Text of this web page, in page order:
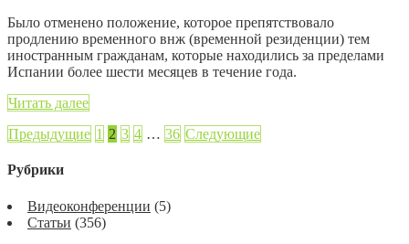
Было отменено положение, которое препятствовало
продлению временного внж (временной резиденции) тем
иностранным гражданам, которые находились за пределами
Испании более шести месяцев в течение года.
Читать далее
Предыдущие 1 2 3 4 … 36 Следующие
Рубрики
Видеоконференции (5)
Статьи (356)